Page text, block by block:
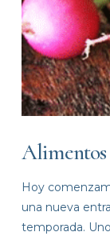
Alimentos
Hoy
una nueva
temporada.